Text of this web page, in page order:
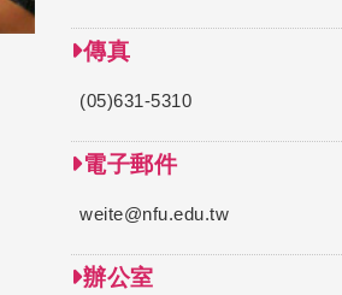
傳真
(05)631-5310
電子郵件
weite@nfu.edu.tw
辦公室